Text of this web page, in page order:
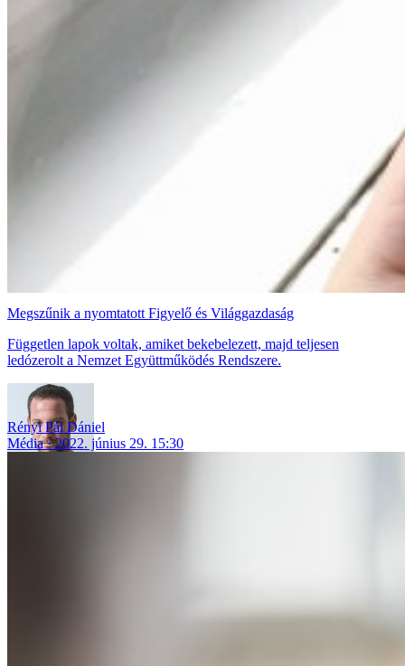
Megszűnik a nyomtatott Figyelő és Világgazdaság
Független lapok voltak, amiket bekebelezett, majd teljesen
ledózerolt a Nemzet Együttműködés Rendszere.
Rényi Pál Dániel
Média
2022. június 29. 15:30